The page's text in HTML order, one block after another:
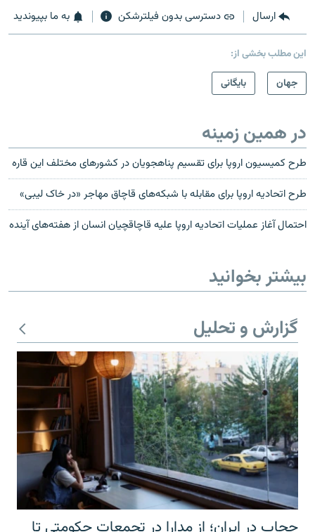
ارسال دسترسی بدون فیلترشکن به ما بپیوندید
این مطلب بخشی از:
جهان
بایگانی
در همین زمینه
طرح کمیسیون اروپا برای تقسیم پناهجویان در کشورهای مختلف این قاره
طرح اتحادیه اروپا برای مقابله با شبکه‌های قاچاق مهاجر «در خاک لیبی»
احتمال آغاز عمليات اتحاديه اروپا عليه قاچاقچیان انسان از هفته‌های آینده
بیشتر بخوانید
گزارش و تحلیل